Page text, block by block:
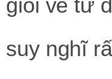
giỏi về tư
suy nghĩ